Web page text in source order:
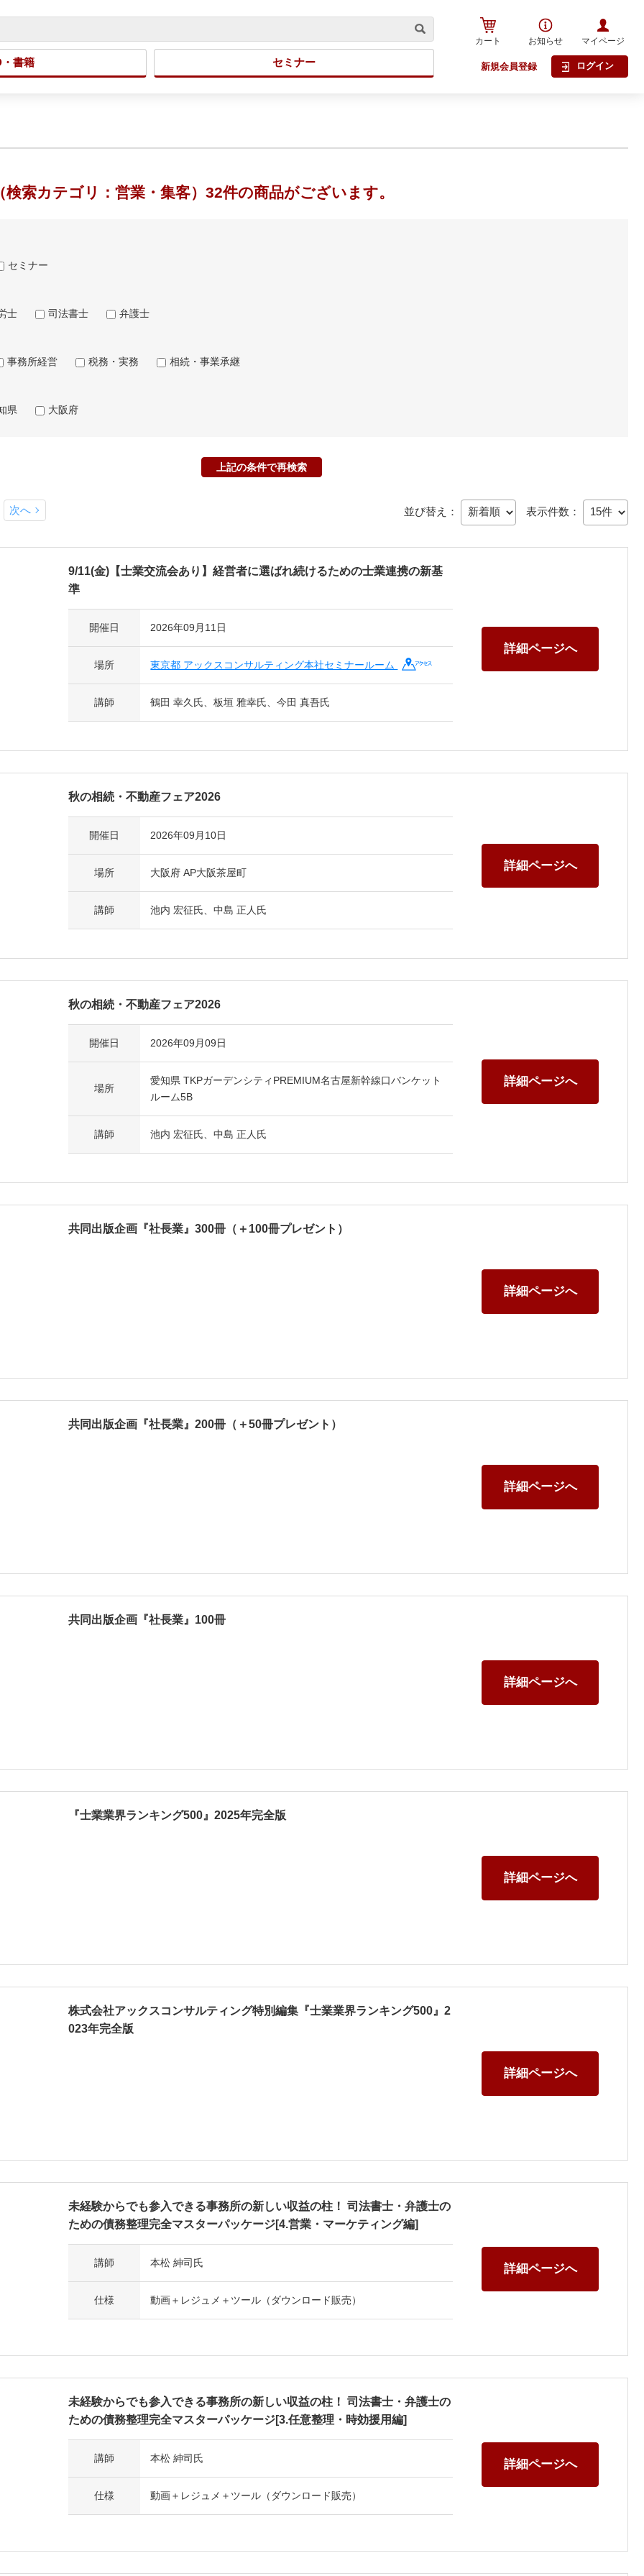
書籍 セミナー
カート お知らせ マイページ
新規会員登録 ログイン
索カテゴリ：営業・集客）32件の商品がございます。
セミナー
士 司法書士 弁護士
事務所経営 税務・実務 相続・事業承継
県 大阪府
上記の条件で再検索
並び替え： 表示件数：
次へ
9/11(金)【士業交流会あり】経営者に選ばれ続けるための士業連携の新基
準
開催日 2026年09月11日
場所 東京都 アックスコンサルティング本社セミナールーム
講師 鶴田 幸久氏、板垣 雅幸氏、今田 真吾氏
詳細ページへ
秋の相続・不動産フェア2026
開催日 2026年09月10日
場所 大阪府 AP大阪茶屋町
講師 池内 宏征氏、中島 正人氏
詳細ページへ
秋の相続・不動産フェア2026
開催日 2026年09月09日
場所
愛知県 TKPガーデンシティPREMIUM名古屋新幹線口バンケット
ルーム5B
講師 池内 宏征氏、中島 正人氏
詳細ページへ
共同出版企画『社長業』300冊（＋100冊プレゼント）
詳細ページへ
共同出版企画『社長業』200冊（＋50冊プレゼント）
詳細ページへ
共同出版企画『社長業』100冊
詳細ページへ
『士業業界ランキング500』2025年完全版
詳細ページへ
株式会社アックスコンサルティング特別編集『士業業界ランキング500』2
023年完全版
詳細ページへ
未経験からでも参入できる事務所の新しい収益の柱！ 司法書士・弁護士の
ための債務整理完全マスターパッケージ[4.営業・マーケティング編]
講師 本松 紳司氏
仕様 動画＋レジュメ＋ツール（ダウンロード販売）
詳細ページへ
未経験からでも参入できる事務所の新しい収益の柱！ 司法書士・弁護士の
ための債務整理完全マスターパッケージ[3.任意整理・時効援用編]
講師 本松 紳司氏
仕様 動画＋レジュメ＋ツール（ダウンロード販売）
詳細ページへ